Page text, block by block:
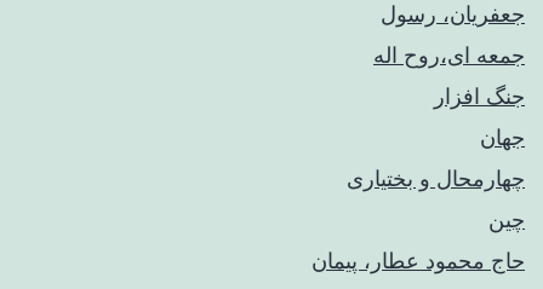
جعفریان، رسول
جمعه ای،روح اله
جنگ افزار
جهان
چهارمحال و بختیاری
چین
حاج محمود عطار، پیمان